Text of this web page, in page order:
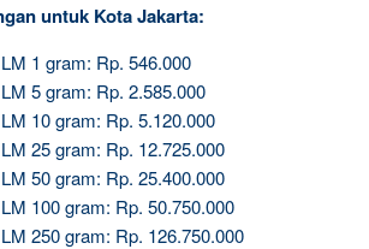
untuk Kota Jakarta:
1 gram: Rp. 546.000
5 gram: Rp. 2.585.000
10 gram: Rp. 5.120.000
25 gram: Rp. 12.725.000
50 gram: Rp. 25.400.000
100 gram: Rp. 50.750.000
250 gram: Rp. 126.750.000